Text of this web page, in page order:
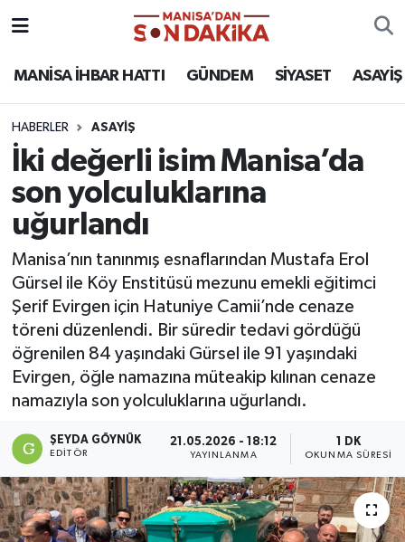
MANİSA İHBAR HATTI GÜNDEM SİYASET ASAYİŞ
HABERLER ASAYİŞ
İki değerli isim Manisa’da
son yolculuklarına
uğurlandı
Manisa’nın tanınmış esnaflarından Mustafa Erol
Gürsel ile Köy Enstitüsü mezunu emekli eğitimci
Şerif Evirgen için Hatuniye Camii’nde cenaze
töreni düzenlendi. Bir süredir tedavi gördüğü
öğrenilen 84 yaşındaki Gürsel ile 91 yaşındaki
Evirgen, öğle namazına müteakip kılınan cenaze
namazıyla son yolculuklarına uğurlandı.
ŞEYDA GÖYNÜK
EDITÖR
21.05.2026 - 18:12
YAYINLANMA
1 DK
OKUNMA SÜRESI
ASAYİŞ
KÜLTÜR-SANAT
MAGAZİN
MANİSA'DA TRAFİK
SİYASET
SPOR
YAŞAM
GİZLİLİK SÖZLEŞMESİ
İLETİŞİM
Hava Durumu
Puan Durumu ve Fikstür
Tüm Manşetler
Son Dakika Haberleri
Haber Arşivi